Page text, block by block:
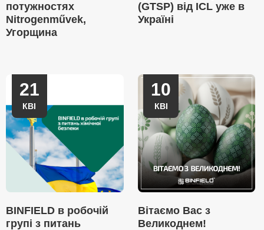
потужностях
Nitrogenművek,
Угорщина
(GTSP) від ICL уже в
Україні
21
КВІ
BINFIELD в робочій
групі з питань
10
КВІ
Вітаємо Вас з
Великоднем!